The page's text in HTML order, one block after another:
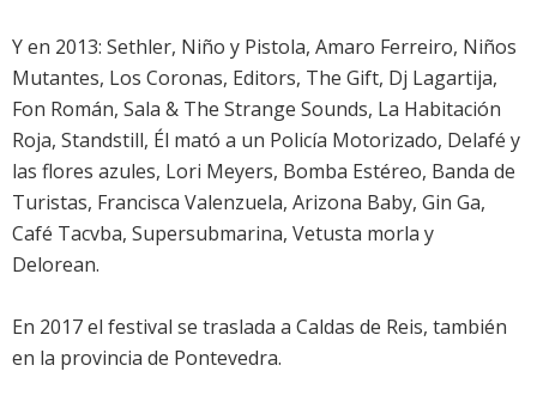
Y en 2013: Sethler, Niño y Pistola, Amaro Ferreiro, Niños
Mutantes, Los Coronas, Editors, The Gift, Dj Lagartija,
Fon Román, Sala & The Strange Sounds, La Habitación
Roja, Standstill, Él mató a un Policía Motorizado, Delafé y
las flores azules, Lori Meyers, Bomba Estéreo, Banda de
Turistas, Francisca Valenzuela, Arizona Baby, Gin Ga,
Café Tacvba, Supersubmarina, Vetusta morla y
Delorean.
En 2017 el festival se traslada a Caldas de Reis, también
en la provincia de Pontevedra.